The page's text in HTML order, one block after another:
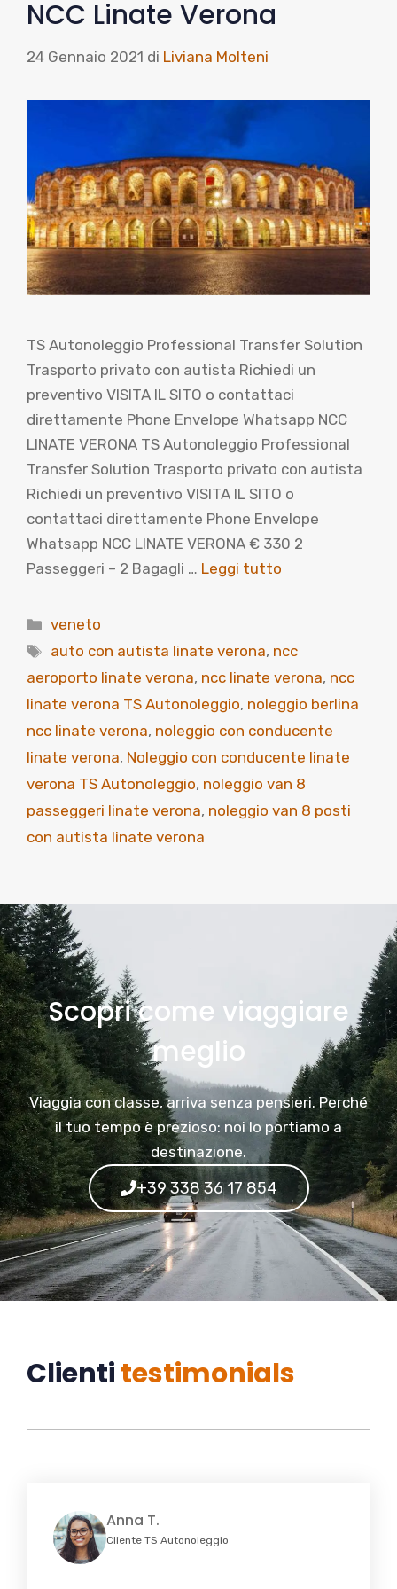
NCC Linate Verona
24 Gennaio 2021 di Liviana Molteni
TS Autonoleggio Professional Transfer Solution
Trasporto privato con autista Richiedi un
preventivo VISITA IL SITO o contattaci
direttamente Phone Envelope Whatsapp NCC
LINATE VERONA TS Autonoleggio Professional
Transfer Solution Trasporto privato con autista
Richiedi un preventivo VISITA IL SITO o
contattaci direttamente Phone Envelope
Whatsapp NCC LINATE VERONA € 330 2
Passeggeri – 2 Bagagli … Leggi tutto
Categorie
veneto
Tag
auto con autista linate verona, ncc
aeroporto linate verona, ncc linate verona, ncc
linate verona TS Autonoleggio, noleggio berlina
ncc linate verona, noleggio con conducente
linate verona, Noleggio con conducente linate
verona TS Autonoleggio, noleggio van 8
passeggeri linate verona, noleggio van 8 posti
con autista linate verona
Scopri come viaggiare
meglio
Viaggia con classe, arriva senza pensieri. Perché
il tuo tempo è prezioso: noi lo portiamo a
destinazione.
+39 338 36 17 854
Clientitestimonials
Anna T.
Cliente TS Autonoleggio